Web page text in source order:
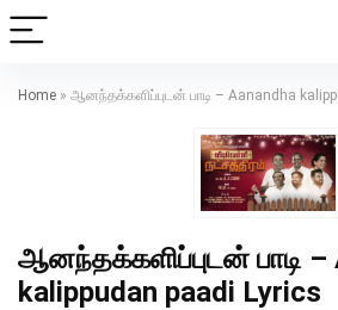
Home » ஆனந்தக்களிப்புடன் பாடி – Aanandha
ஆனந்தக்களிப்புடன் பாடி –
kalippudan paadi Lyrics